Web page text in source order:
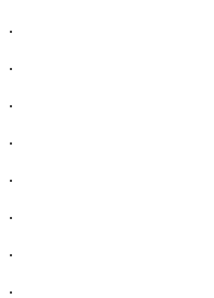
.
.
.
.
.
.
.
.